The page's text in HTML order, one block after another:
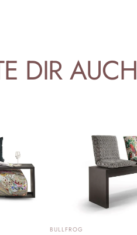
DIRAUCH
ANBIETER:
BULLFROG